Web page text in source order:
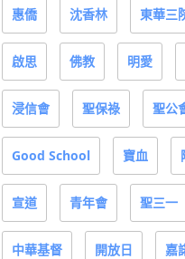
惠僑 沈香林 東華三
啟思 佛教 明愛
浸信會 聖保祿 聖公
Good School 寶血
宣道 青年會 聖三一
中華基督 開放日 嘉